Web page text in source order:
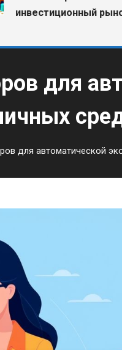
рынок
для
для автоматической